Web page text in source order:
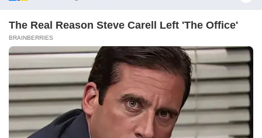
КОНЦЕРТОТ НА ДИНО МЕРЛИН: СО
БЕШЛИЌ НАД САРАЕВО
ИГОР ЏАМБАЗОВ Е ДОБИТНИК НА
НАГРАДАТА „ВАСИЛ ИЉОСКИ“ ЗА ОСОБЕН
ПРИДОНЕС ВО ТЕАТАРСКАТА УМЕТНОСТ